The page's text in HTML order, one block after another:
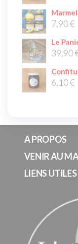
7,90€
Le
39,90
6,10€
A PROPOS
VENIR AU
LIENS UTILES